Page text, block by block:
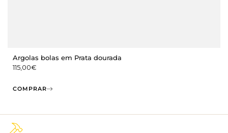
Argolas bolas em Prata dourada
115,00€
COMPRAR